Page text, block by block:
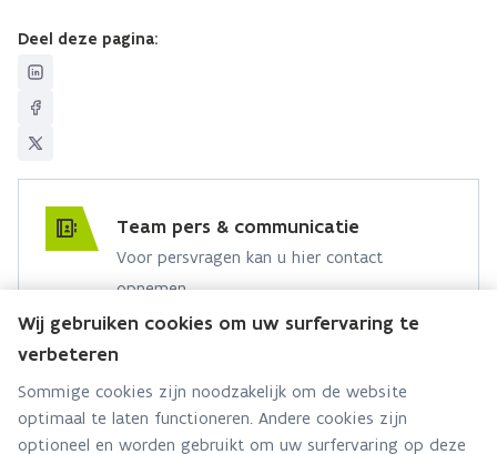
Deel deze pagina:
Team pers & communicatie
Voor persvragen kan u hier contact
opnemen.
Hebt u een persvraag? Stel ze hier:
Via contact formulier
Alle contactgegevens
Wij gebruiken cookies om uw surfervaring te
verbeteren
Sommige cookies zijn noodzakelijk om de website
optimaal te laten functioneren. Andere cookies zijn
optioneel en worden gebruikt om uw surfervaring op deze